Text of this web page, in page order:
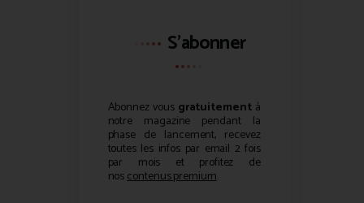
S'abonner
Abonnez vous gratuitementà
notre magazine pendant la
phase de lancement, recevez
toutes les infos par email 2 fois
par mois et profitez de
noscontenus premium.